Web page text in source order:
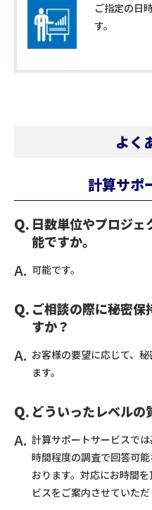
ご指定の日
す。
よく
計算サポ
日数単位やプロジェ
能ですか。
可能です。
ご相談の際に秘密保
すか？
お客様の要望に応じて、
ます。
どういったレベルの
計算サポートサービスで
時間程度の調査で回答可
おります。対応にお時間
ビスをご案内させていただ